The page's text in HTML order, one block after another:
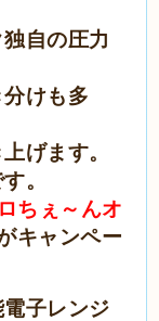
自の圧力
けも多
げます。
。
ちぇ～んオ
キャンペー
子レンジ